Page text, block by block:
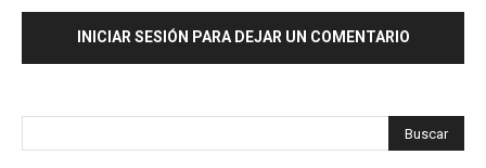
INICIAR SESIÓN PARA DEJAR UN COMENTARIO